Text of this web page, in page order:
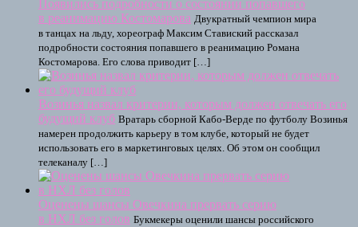
Появились подробности о состоянии попавшего
в реанимацию Костомарова Двукратный чемпион мира
в танцах на льду, хореограф Максим Ставиский рассказал
подробности состояния попавшего в реанимацию Романа
Костомарова. Его слова приводит […]
Возинья назвал критерии, которым должен отвечать его
будущий клуб Вратарь сборной Кабо-Верде по футболу Возинья
намерен продолжить карьеру в том клубе, который не будет
использовать его в маркетинговых целях. Об этом он сообщил
телеканалу […]
Оценены шансы Овечкина прервать серию
в НХЛ без голов Букмекеры оценили шансы российского